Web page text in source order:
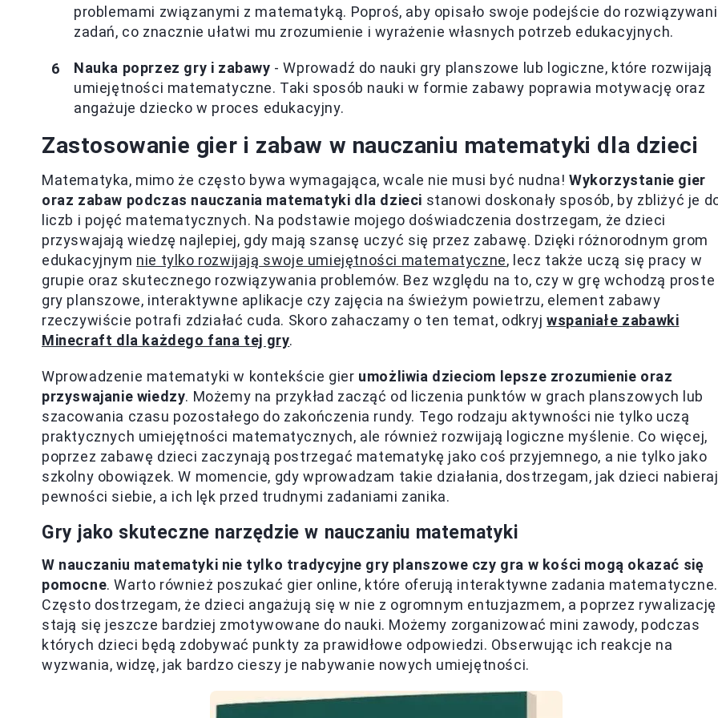
problemami związanymi z matematyką. Poproś, aby opisało swoje podejście do
zadań, co znacznie ułatwi mu zrozumienie i wyrażenie własnych potrzeb edukacyjnych.
Nauka poprzez gry i zabawy - Wprowadź do nauki gry planszowe lub logiczne, które rozwijają
umiejętności matematyczne. Taki sposób nauki w formie zabawy poprawia motywację oraz
angażuje dziecko w proces edukacyjny.
Zastosowanie gier i zabaw w nauczaniu matematyki dla dzieci
Matematyka, mimo że często bywa wymagająca, wcale nie musi być nudna! Wykorzystanie gier
oraz zabaw podczas nauczania matematyki dla dzieci stanowi doskonały sposób, by zbliżyć je
liczb i pojęć matematycznych. Na podstawie mojego doświadczenia dostrzegam, że dzieci
przyswajają wiedzę najlepiej, gdy mają szansę uczyć się przez zabawę. Dzięki różnorodnym grom
edukacyjnym nie tylko rozwijają swoje umiejętności matematyczne, lecz także uczą się pracy w
grupie oraz skutecznego rozwiązywania problemów. Bez względu na to, czy w grę wchodzą proste
gry planszowe, interaktywne aplikacje czy zajęcia na świeżym powietrzu, element zabawy
rzeczywiście potrafi zdziałać cuda. Skoro zahaczamy o ten temat, odkryjwspaniałe zabawki
Minecraft dla każdego fana tej gry.
Wprowadzenie matematyki w kontekście gier umożliwia dzieciom lepsze zrozumienie oraz
przyswajanie wiedzy. Możemy na przykład zacząć od liczenia punktów w grach planszowych lub
szacowania czasu pozostałego do zakończenia rundy. Tego rodzaju aktywności nie tylko uczą
praktycznych umiejętności matematycznych, ale również rozwijają logiczne myślenie. Co więcej,
poprzez zabawę dzieci zaczynają postrzegać matematykę jako coś przyjemnego, a nie tylko jako
szkolny obowiązek. W momencie, gdy wprowadzam takie działania, dostrzegam, jak dzieci
pewności siebie, a ich lęk przed trudnymi zadaniami zanika.
Gry jako skuteczne narzędzie w nauczaniu matematyki
W nauczaniu matematyki nie tylko tradycyjne gry planszowe czy gra w kości mogą okazać się
pomocne. Warto również poszukać gier online, które oferują interaktywne zadania matematyczne.
Często dostrzegam, że dzieci angażują się w nie z ogromnym entuzjazmem, a poprzez rywalizację
stają się jeszcze bardziej zmotywowane do nauki. Możemy zorganizować mini zawody, podczas
których dzieci będą zdobywać punkty za prawidłowe odpowiedzi. Obserwując ich reakcje na
wyzwania, widzę, jak bardzo cieszy je nabywanie nowych umiejętności.